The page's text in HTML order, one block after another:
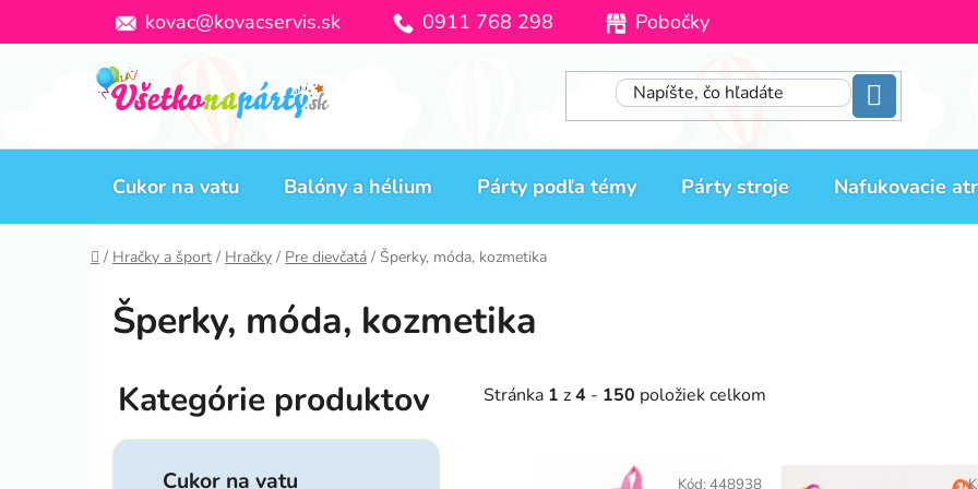
kovac@kovacservis.sk 0911 768 298 Pobočky
Cukor na vatu Balóny a hélium Párty podľa témy Párty stroje Nafukovacie
Domov
/ Hračky a šport / Hračky / Pre dievčatá / Šperky, móda, kozmetika
Šperky, móda, kozmetika
B
o
č
nPreskočiť
kategórie
K
Cukor na vatu
Stránka 1 z4 - 150 položiek celkom
Kód: 448938